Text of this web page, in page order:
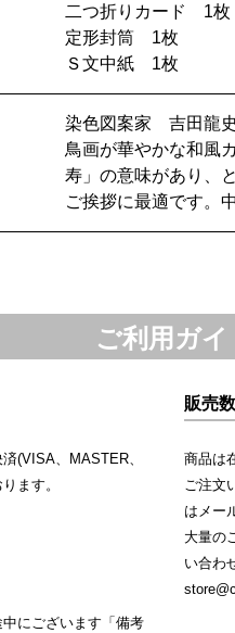
二つ折りカード 1枚
定形封筒 1枚
Ｓ文中紙 1枚
染色図案家 吉田龍
鳥画が華やかな和風
寿」の意味があり、
ご挨拶に最適です。
ご利用ガイ
(VISA、MASTER、
ます。
にございます「備考
販売
商品は
ご注文
はメー
大量の
い合わ